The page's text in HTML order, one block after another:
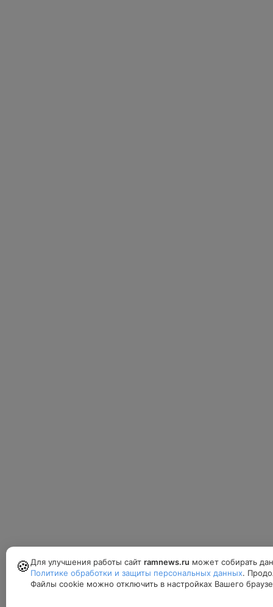
🍪 Для улучшения работы сайт ramnews.ru может собирать
Политике обработки и защиты персональных данных.
Файлы cookie можно отключить в настройках Вашего